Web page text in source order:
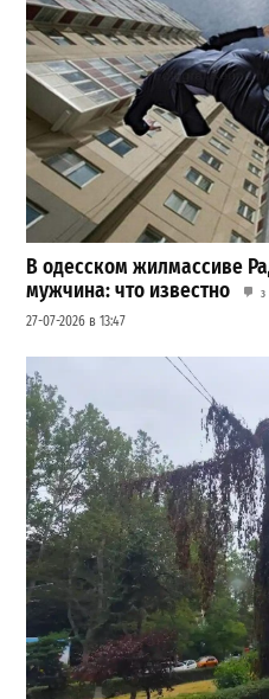
В одесском жилмассиве
мужчина: что известно
3
27-07-2026 в 13:47